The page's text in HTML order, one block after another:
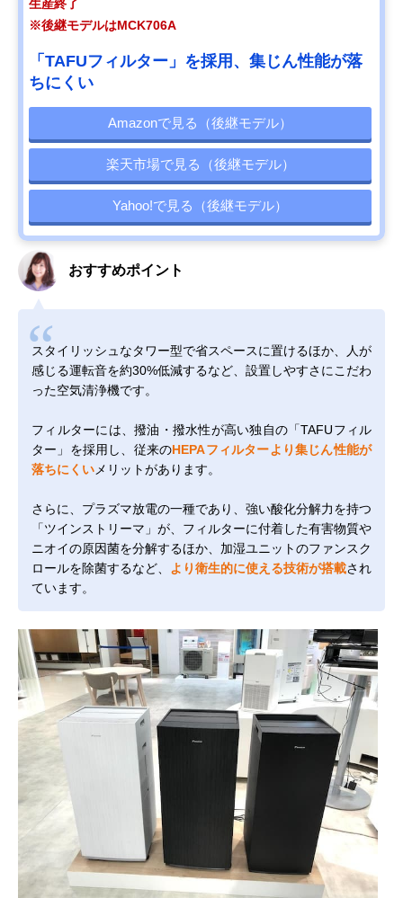
生産終了
※後継モデルはMCK706A
「TAFUフィルター」を採用、集じん性能が落
ちにくい
Amazonで見る（後継モデル）
楽天市場で見る（後継モデル）
Yahoo!で見る（後継モデル）
おすすめポイント
スタイリッシュなタワー型で省スペースに置けるほか、人が
感じる運転音を約30%低減するなど、設置しやすさにこだわ
った空気清浄機です。
フィルターには、撥油・撥水性が高い独自の「TAFUフィル
ター」を採用し、従来のHEPAフィルターより集じん性能が
落ちにくい メリットがあります。
さらに、プラズマ放電の一種であり、強い酸化分解力を持つ
「ツインストリーマ」が、フィルターに付着した有害物質や
ニオイの原因菌を分解するほか、加湿ユニットのファンスク
ロールを除菌するなど、
より衛生的に使える技術が搭載され
ています。